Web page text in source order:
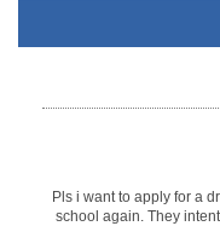
Pls i want to apply for a
school again. They